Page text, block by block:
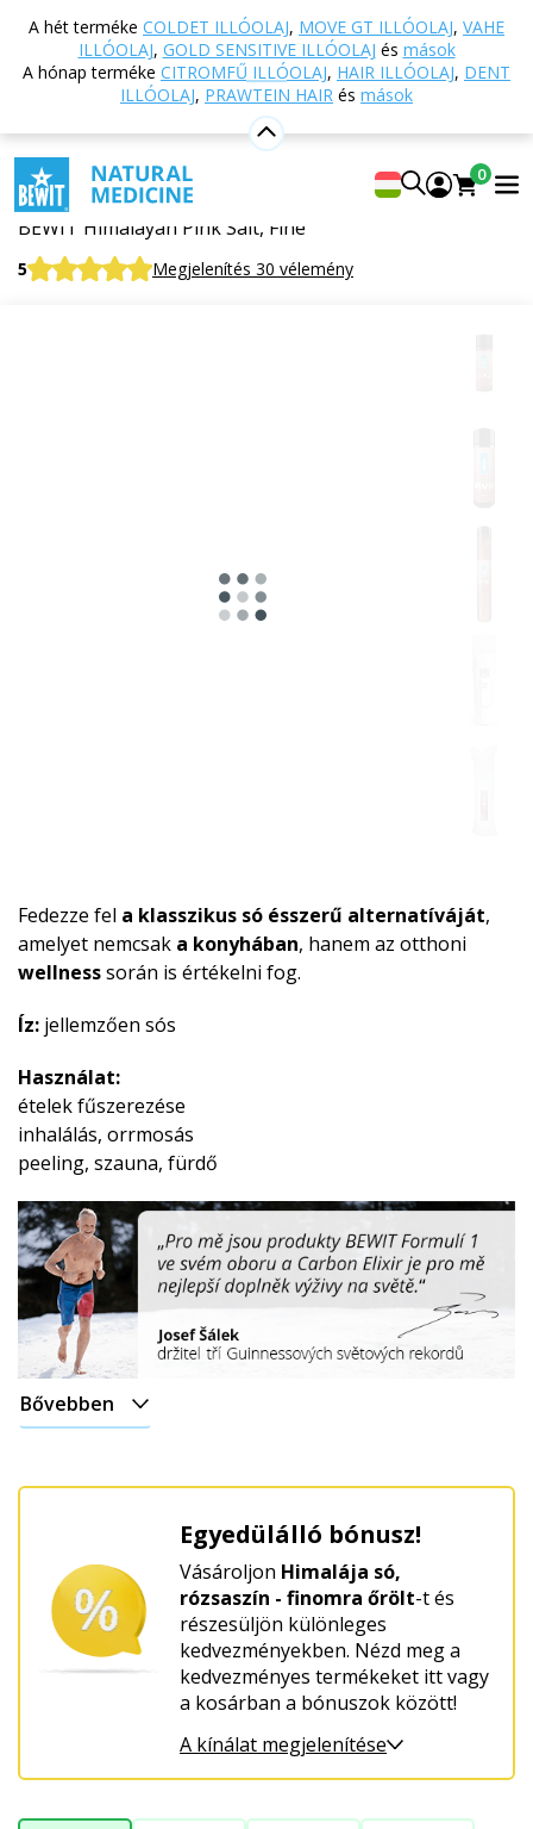
A hét terméke COLDET ILLÓOLAJ, MOVE GT ILLÓOLAJ, VAHE
ILLÓOLAJ, GOLD SENSITIVE ILLÓOLAJ és mások
A hónap terméke CITROMFŰ ILLÓOLAJ, HAIR ILLÓOLAJ, DENT
ILLÓOLAJ, PRAWTEIN HAIR és mások
0
Vissza a főoldalra Webáruház
Táplálkozás és
étrend-kiegészítők
Élelmiszerek
Édesítőszerek és
ízesítők
Himalája só, rózsaszín - finomra őrölt
Himalája só, rózsaszín - finomra őrölt
Szuperélelmiszer
BEWIT Himalayan Pink Salt, Fine
5 Megjelenítés 30 vélemény
Fedezze fel a klasszikus só ésszerű alternatíváját,
amelyet nemcsak a konyhában, hanem az otthoni
wellnesssorán is értékelni fog.
Íz: jellemzően sós
Használat:
ételek fűszerezése
inhalálás, orrmosás
peeling, szauna, fürdő
Bővebben
Egyedülálló bónusz!
Vásároljon Himalája só,
rózsaszín - finomra őrölt-t és
részesüljön különleges
kedvezményekben. Nézd meg a
kedvezményes termékeket itt vagy
a kosárban a bónuszok között!
A kínálat megjelenítése